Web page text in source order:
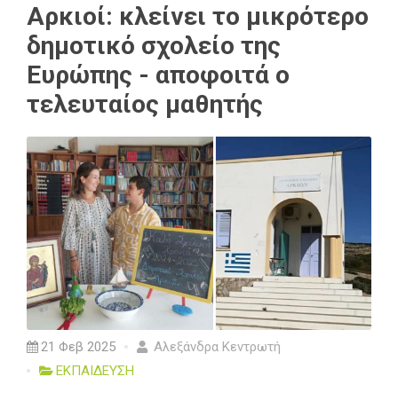
Αρκιοί: κλείνει το μικρότερο
δημοτικό σχολείο της
Ευρώπης - αποφοιτά ο
τελευταίος μαθητής
21 Φεβ 2025
Αλεξάνδρα Κεντρωτή
ΕΚΠΑΙΔΕΥΣΗ